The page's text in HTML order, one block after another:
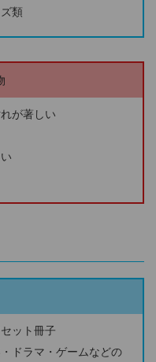
類
が著しい
ット冊子
ドラマ・ゲームなどの